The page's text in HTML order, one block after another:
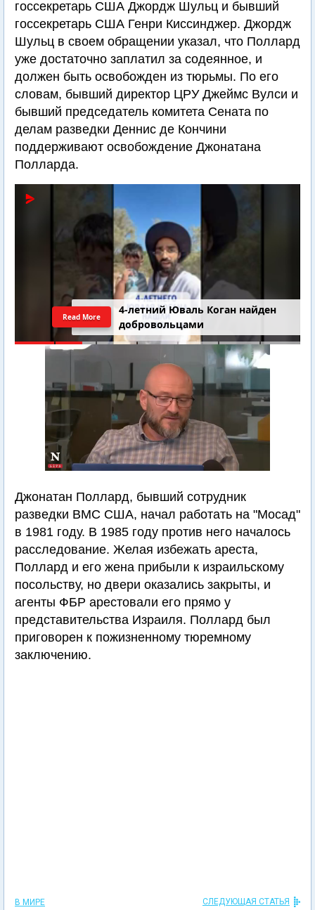
госсекретарь США Джордж Шульц и бывший
госсекретарь США Генри Киссинджер. Джордж
Шульц в своем обращении указал, что Поллард
уже достаточно заплатил за содеянное, и
должен быть освобожден из тюрьмы. По его
словам, бывший директор ЦРУ Джеймс Вулси и
бывший председатель комитета Сената по
делам разведки Деннис де Кончини
поддерживают освобождение Джонатана
Полларда.
4-летний Юваль Коган найден
добровольцами
Read More
Джонатан Поллард, бывший сотрудник
разведки ВМС США, начал работать на "Мосад"
в 1981 году. В 1985 году против него началось
расследование. Желая избежать ареста,
Поллард и его жена прибыли к израильскому
посольству, но двери оказались закрыты, и
агенты ФБР арестовали его прямо у
представительства Израиля. Поллард был
приговорен к пожизненному тюремному
заключению.
В МИРЕ СЛЕДУЮЩАЯ СТАТЬЯ